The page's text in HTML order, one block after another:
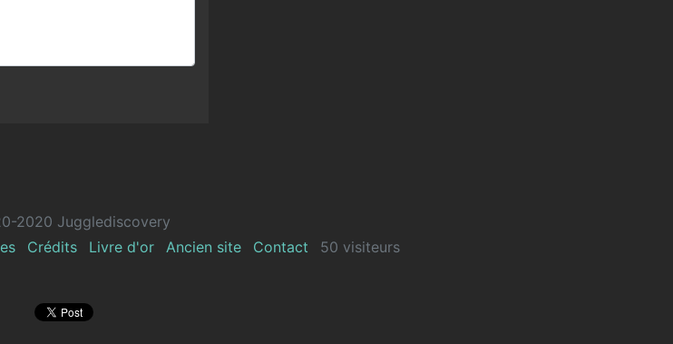
2020 Jugglediscovery
Crédits Livre d'or Ancien site Contact 50 visiteurs